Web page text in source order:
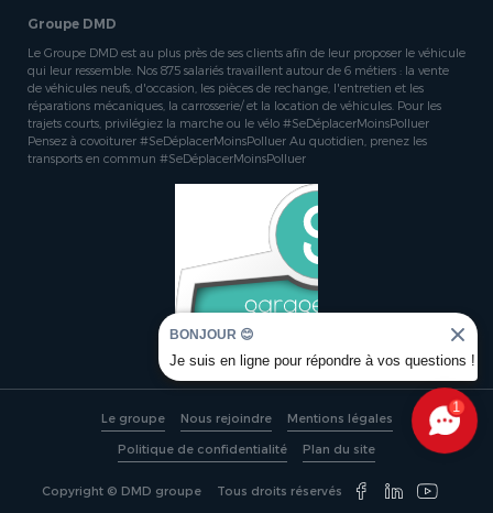
Groupe DMD
Le Groupe DMD est au plus près de ses clients afin de leur proposer le véhicule
qui leur ressemble. Nos 875 salariés travaillent autour de 6 métiers : la vente
de véhicules neufs, d'occasion, les pièces de rechange, l'entretien et les
réparations mécaniques, la carrosserie/ et la location de véhicules. Pour les
trajets courts, privilégiez la marche ou le vélo #SeDéplacerMoinsPolluer
Pensez à covoiturer #SeDéplacerMoinsPolluer Au quotidien, prenez les
transports en commun #SeDéplacerMoinsPolluer
Le groupe Nous rejoindre Mentions légales
Politique de confidentialité Plan du site
Copyright © DMD groupe Tous droits réservés
1
BONJOUR 😊
Je suis en ligne pour répondre à vos questions !